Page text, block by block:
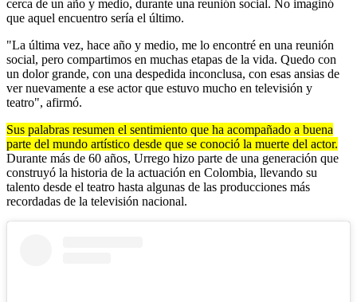
cerca de un año y medio, durante una reunión social. No imaginó
que aquel encuentro sería el último.
"La última vez, hace año y medio, me lo encontré en una reunión
social, pero compartimos en muchas etapas de la vida. Quedo con
un dolor grande, con una despedida inconclusa, con esas ansias de
ver nuevamente a ese actor que estuvo mucho en televisión y
teatro", afirmó.
Sus palabras resumen el sentimiento que ha acompañado a buena
parte del mundo artístico desde que se conoció la muerte del actor.
Durante más de 60 años, Urrego hizo parte de una generación que
construyó la historia de la actuación en Colombia, llevando su
talento desde el teatro hasta algunas de las producciones más
recordadas de la televisión nacional.